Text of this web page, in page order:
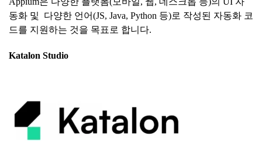
동화 및 다양한 언어(JS, Java, Python 등)로 작성된 자동화 코
드를 지원하는 것을 목표로 합니다.
Katalon Studio